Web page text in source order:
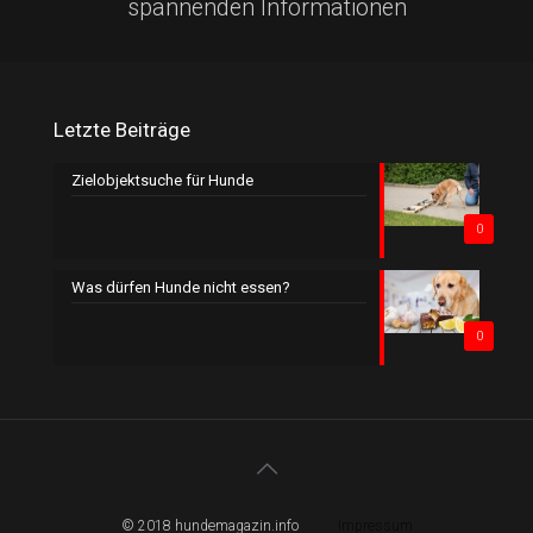
spannenden Informationen
Letzte Beiträge
0
Zielobjektsuche für Hunde
0
Was dürfen Hunde nicht essen?
© 2018 hundemagazin.info